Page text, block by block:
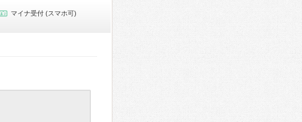
マイナ受付 (スマホ可)